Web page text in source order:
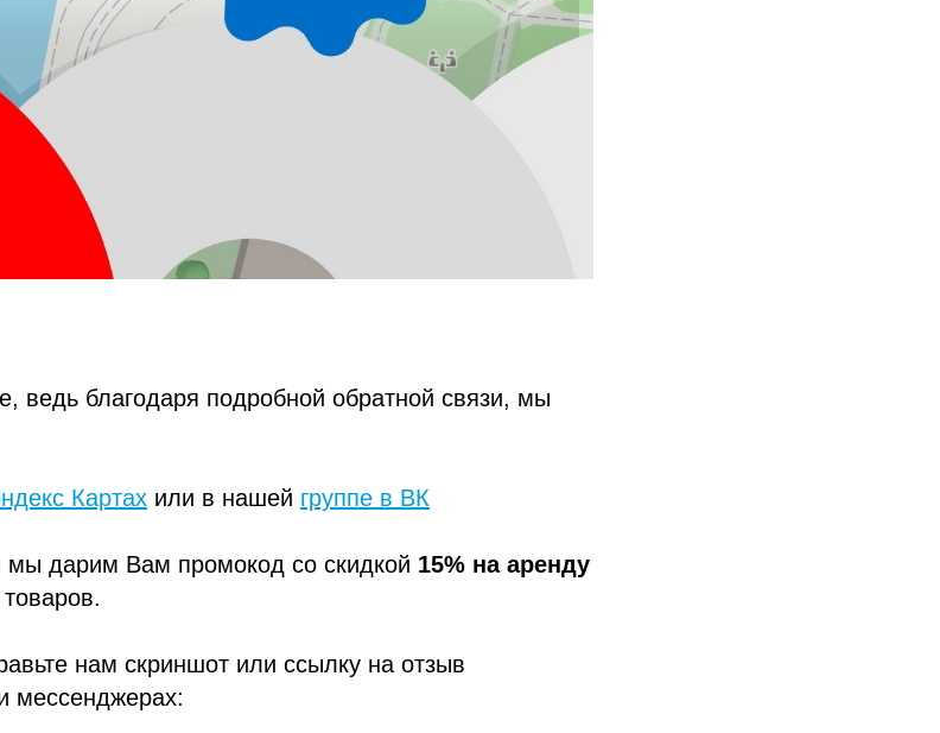
ведь благодаря подробной обратной связи, мы
Картах или в нашей группе в ВК
мы дарим Вам промокод со скидкой 15% на аренду
нам скриншот или ссылку на отзыв
мессенджерах: